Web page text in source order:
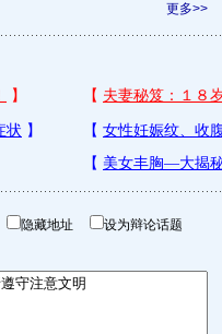
更多>>
隐藏地址 设为辩论话题